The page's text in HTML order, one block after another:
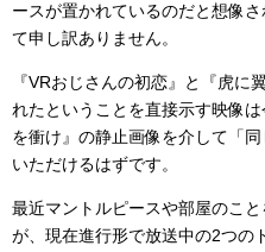
ースが置かれているのだと想像
て申し訳ありません。
『VRおじさんの初恋』と『虎に
れたということを直接示す映像
を衝け』の静止画像を介して「
いただけるはずです。
最近マントルピースや部屋のこ
が、現在進行形で放送中の2つの